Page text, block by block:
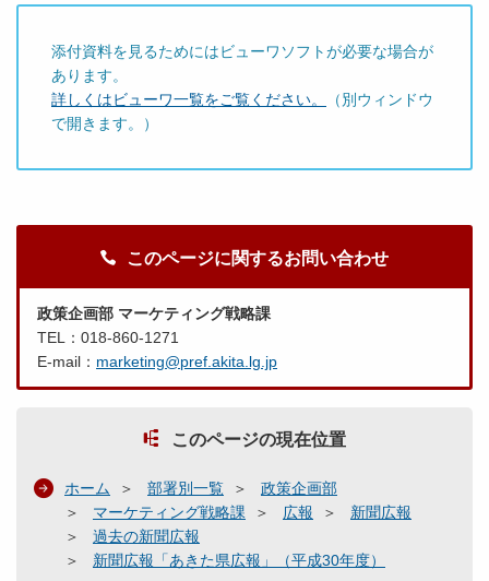
添付資料を見るためにはビューワソフトが必要な場合が
あります。
詳しくはビューワ一覧をご覧ください。
（別ウィンドウ
で開きます。）
このページに関するお問い合わせ
政策企画部 マーケティング戦略課
TEL：018-860-1271
E-mail： marketing@pref.akita.lg.jp
このページの現在位置
ホーム 部署別一覧
政策企画部
マーケティング戦略課
広報
新聞広報
過去の新聞広報
新聞広報「あきた県広報」（平成30年度）